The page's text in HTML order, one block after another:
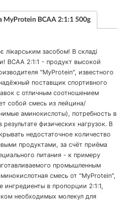
BCAA 2:1:1 500g
лікарським засобом! В складі
BCAA 2:1:1 - продукт высокой
"MyProtein", известного
поставщик спортивного
с отличным соотношением
собой смесь из лейцина/
аминокислоты), потребность в
физических нагрузок. В
недостаточное количество
продуктами, за счёт приёма
питания - к примеру
промышленным
смесь от "MyProtein",
в пропорции 2:1:1,
необходимых молекул для